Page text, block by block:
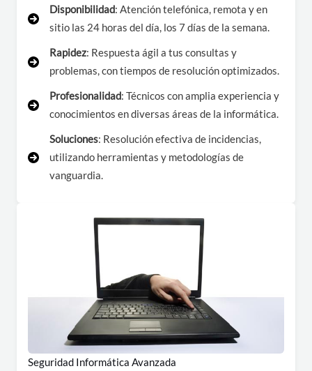
Disponibilidad: Atención telefónica, remota y en
sitio las 24 horas del día, los 7 días de la semana.
Rapidez: Respuesta ágil a tus consultas y
problemas, con tiempos de resolución optimizados.
Profesionalidad: Técnicos con amplia experiencia y
conocimientos en diversas áreas de la informática.
Soluciones: Resolución efectiva de incidencias,
utilizando herramientas y metodologías de
vanguardia.
Seguridad Informática Avanzada